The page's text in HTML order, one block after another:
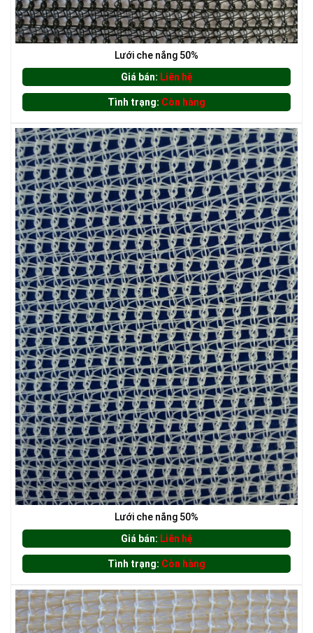
LƯỚI CHE NẮNG
LƯỚI CHẮN ĐỘNG VẬT
LƯỚI XÂY DỰNG
Lưới che nắng 50%
Giá bán: Liên hệ
Tình trạng: Còn hàng
Lưới che nắng 50%
Giá bán: Liên hệ
Tình trạng: Còn hàng